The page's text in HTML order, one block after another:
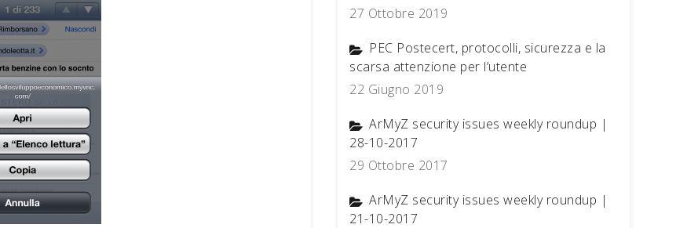
27 Ottobre 2019
PEC Postecert, protocolli, sicurezza e la
scarsa attenzione per l’utente
22 Giugno 2019
ArMyZ security issues weekly roundup |
28-10-2017
29 Ottobre 2017
ArMyZ security issues weekly roundup |
21-10-2017